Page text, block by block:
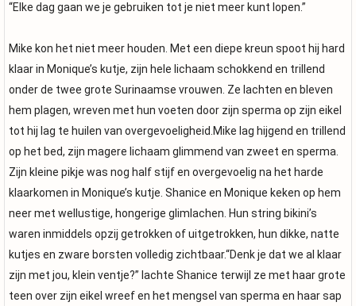
“Elke dag gaan we je gebruiken tot je niet meer kunt lopen.”
Mike kon het niet meer houden. Met een diepe kreun spoot hij hard
klaar in Monique’s kutje, zijn hele lichaam schokkend en trillend
onder de twee grote Surinaamse vrouwen. Ze lachten en bleven
hem plagen, wreven met hun voeten door zijn sperma op zijn eikel
tot hij lag te huilen van overgevoeligheid.Mike lag hijgend en trillend
op het bed, zijn magere lichaam glimmend van zweet en sperma.
Zijn kleine pikje was nog half stijf en overgevoelig na het harde
klaarkomen in Monique’s kutje. Shanice en Monique keken op hem
neer met wellustige, hongerige glimlachen. Hun string bikini’s
waren inmiddels opzij getrokken of uitgetrokken, hun dikke, natte
kutjes en zware borsten volledig zichtbaar.“Denk je dat we al klaar
zijn met jou, klein ventje?” lachte Shanice terwijl ze met haar grote
teen over zijn eikel wreef en het mengsel van sperma en haar sap